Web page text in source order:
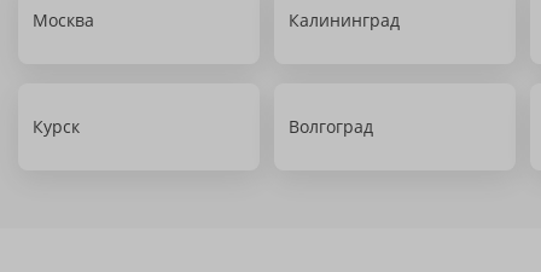
Москва Калининград
Курск Волгоград